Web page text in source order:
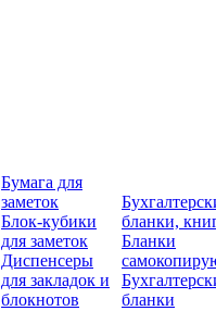
Бумага для
заметок
Блок-кубики
для заметок
Диспенсеры
для закладок и
блокнотов
бланки,
Бланки
бланки